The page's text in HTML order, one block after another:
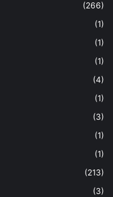
(266)
(1)
(1)
(1)
(4)
(1)
(3)
(1)
(1)
(213)
(3)